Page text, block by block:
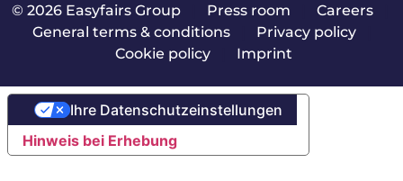
© 2026 Easyfairs Group| Press room Careers|
General terms & conditions| Privacy policy|
Cookie policy| Imprint
Hinweis bei Erhebung
Ihre Datenschutzeinstellungen